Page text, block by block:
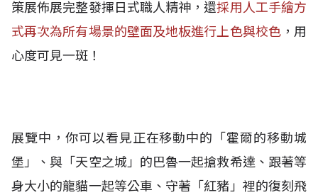
策展佈展完整發揮日式職人精神，還採用人工手繪方
式再次為所有場景的壁面及地板進行上色與校色，用
心度可見一斑！
展覽中，你可以看見正在移動中的「霍爾的移動城
堡」、與「天空之城」的巴魯一起搶救希達、跟著等
身大小的龍貓一起等公車、守著「紅豬」裡的復刻飛